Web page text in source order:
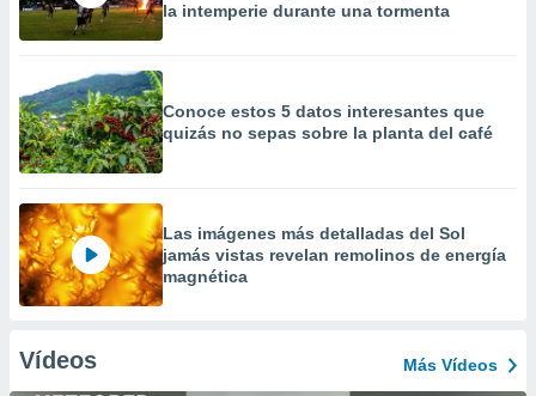
la intemperie durante una tormenta
Conoce estos 5 datos interesantes que
quizás no sepas sobre la planta del café
Las imágenes más detalladas del Sol
jamás vistas revelan remolinos de energía
magnética
Vídeos Más Vídeos